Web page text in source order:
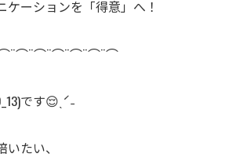
ケーションを「得意」へ！
です😌ˎˊ˗
たい、